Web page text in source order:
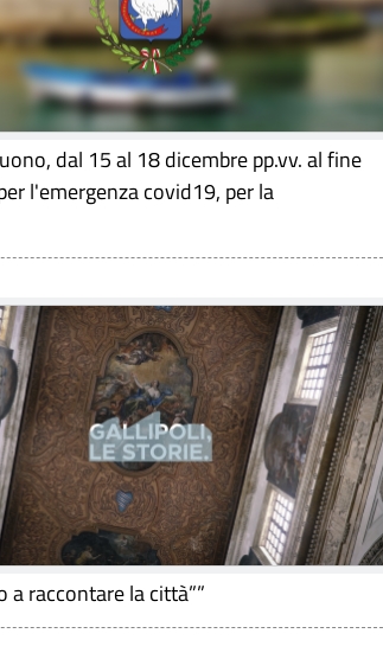
dal 15 al 18 dicembre pp.vv. al fine
l'emergenza covid19, per la
raccontare la città””